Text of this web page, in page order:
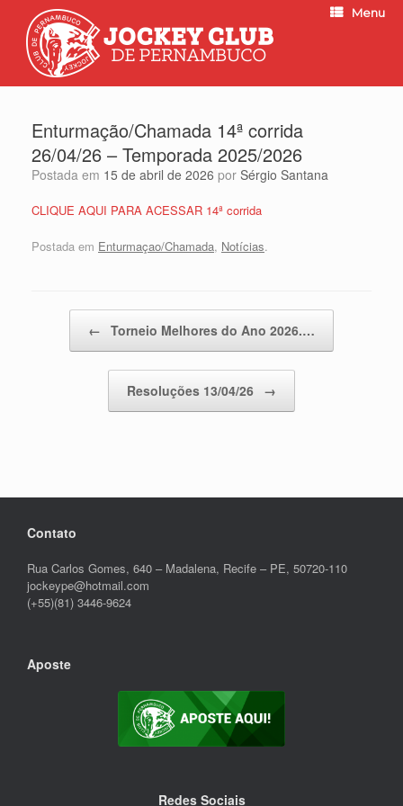
Menu
Enturmação/Chamada 14ª corrida
26/04/26 – Temporada 2025/2026
Postada em 15 de abril de 2026 por Sérgio Santana
CLIQUE AQUI PARA ACESSAR 14ª corrida
Postada em Enturmaçao/Chamada, Notícias.
← Torneio Melhores do Ano 2026.…
Resoluções 13/04/26 →
Contato
Rua Carlos Gomes, 640 – Madalena, Recife – PE, 50720-110
jockeype@hotmail.com
(+55)(81) 3446-9624
Aposte
Redes Sociais